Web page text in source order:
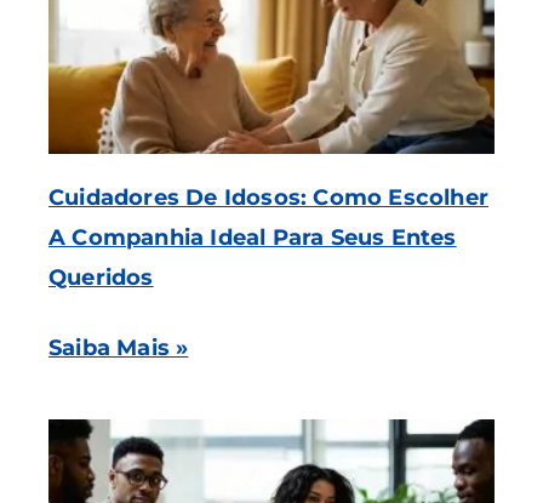
Cuidadores De Idosos: Como Escolher
A Companhia Ideal Para Seus Entes
Queridos
Saiba Mais »